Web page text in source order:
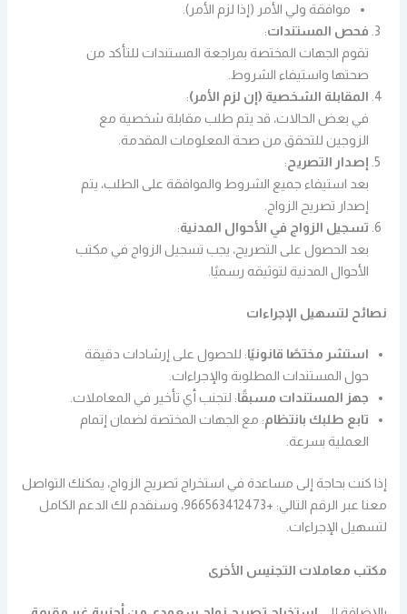
موافقة ولي الأمر (إذا لزم الأمر).
فحص المستندات:
تقوم الجهات المختصة بمراجعة المستندات للتأكد من
صحتها واستيفاء الشروط.
المقابلة الشخصية (إن لزم الأمر):
في بعض الحالات، قد يتم طلب مقابلة شخصية مع
الزوجين للتحقق من صحة المعلومات المقدمة.
إصدار التصريح :
بعد استيفاء جميع الشروط والموافقة على الطلب، يتم
إصدار تصريح الزواج.
تسجيل الزواج في الأحوال المدنية:
بعد الحصول على التصريح، يجب تسجيل الزواج في مكتب
الأحوال المدنية لتوثيقه رسميًا.
نصائح لتسهيل الإجراءات
استشر مختصًا قانونيًا: للحصول على إرشادات دقيقة
حول المستندات المطلوبة والإجراءات.
جهز المستندات مسبقًا: لتجنب أي تأخير في المعاملات.
تابع طلبك بانتظام: مع الجهات المختصة لضمان إتمام
العملية بسرعة.
إذا كنت بحاجة إلى مساعدة في استخراج تصريح الزواج، يمكنك التواصل
معنا عبر الرقم التالي: +966563412473، وسنقدم لك الدعم الكامل
لتسهيل الإجراءات.
مكتب معاملات التجنيس الأخرى